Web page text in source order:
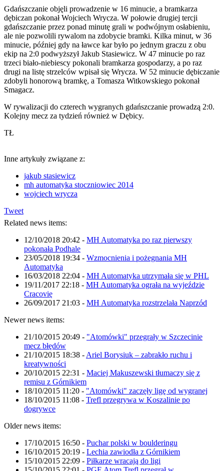
Gdańszczanie objęli prowadzenie w 16 minucie, a bramkarza
dębiczan pokonał Wojciech Wrycza. W połowie drugiej tercji
gdańszczanie przez ponad minutę grali w podwójnym osłabieniu,
ale nie pozwolili rywalom na zdobycie bramki. Kilka minut, w 36
minucie, później gdy na ławce kar było po jednym graczu z obu
ekip na 2:0 podwyższył Jakub Stasiewicz. W 47 minucie po raz
trzeci biało-niebiescy pokonali bramkarza gospodarzy, a po raz
drugi na listę strzelców wpisał się Wrycza. W 52 minucie dębiczanie
zdobyli honorową bramkę, a Tomasza Witkowskiego pokonał
Smagacz.
W rywalizacji do czterech wygranych gdańszczanie prowadzą 2:0.
Kolejny mecz za tydzień również w Dębicy.
TŁ
Inne artykuły związane z:
jakub stasiewicz
mh automatyka stoczniowiec 2014
wojciech wrycza
Tweet
Related news items:
12/10/2018 20:42 - MH Automatyka po raz pierwszy
pokonała Podhale
23/05/2018 19:34 - Wzmocnienia i pożegnania MH
Automatyka
16/03/2018 22:04 - MH Automatyka utrzymała się w PHL
19/11/2017 22:18 - MH Automatyka ograła na wyjeździe
Cracovię
26/09/2017 21:03 - MH Automatyka rozstrzelała Naprzód
Newer news items:
21/10/2015 20:49 - "Atomówki" przegrały w Szczecinie
mecz błędów
21/10/2015 18:38 - Ariel Borysiuk – zabrakło ruchu i
kreatywności
20/10/2015 22:31 - Maciej Makuszewski tłumaczy się z
remisu z Górnikiem
18/10/2015 11:20 - "Atomówki" zaczęły ligę od wygranej
18/10/2015 11:08 - Trefl przegrywa w Koszalinie po
dogrywce
Older news items:
17/10/2015 16:50 - Puchar polski w boulderingu
16/10/2015 20:19 - Lechia zawiodła z Górnikiem
15/10/2015 22:09 - Piłkarze wracają do ligi